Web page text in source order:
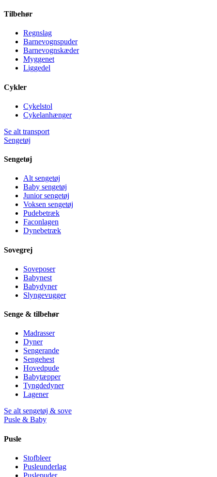
Tilbehør
Regnslag
Barnevognspuder
Barnevognskæder
Myggenet
Liggedel
Cykler
Cykelstol
Cykelanhænger
Se alt transport
Sengetøj
Sengetøj
Alt sengetøj
Baby sengetøj
Junior sengetøj
Voksen sengetøj
Pudebetræk
Faconlagen
Dynebetræk
Sovegrej
Soveposer
Babynest
Babydyner
Slyngevugger
Senge & tilbehør
Madrasser
Dyner
Sengerande
Sengehest
Hovedpude
Babytæpper
Tyngdedyner
Lagener
Se alt sengetøj & sove
Pusle & Baby
Pusle
Stofbleer
Pusleunderlag
Puslepuder